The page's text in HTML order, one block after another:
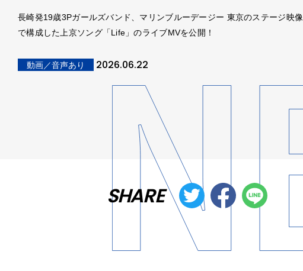
長崎発19歳3Pガールズバンド、マリンブルーデージー 東京のステージ映像
で構成した上京ソング「Life」のライブMVを公開！
動画／音声あり 2026.06.22
SHARE